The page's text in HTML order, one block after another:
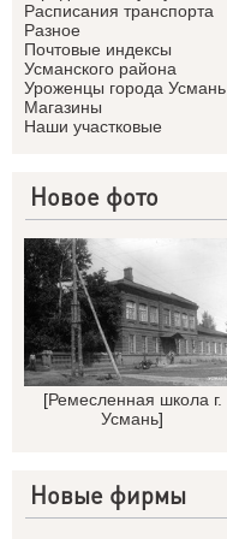
Расписания транспорта
Разное
Почтовые индексы
Усманского района
Уроженцы города Усмань
Магазины
Наши участковые
Новое фото
[Ремесленная школа г.
Усмань]
Новые фирмы